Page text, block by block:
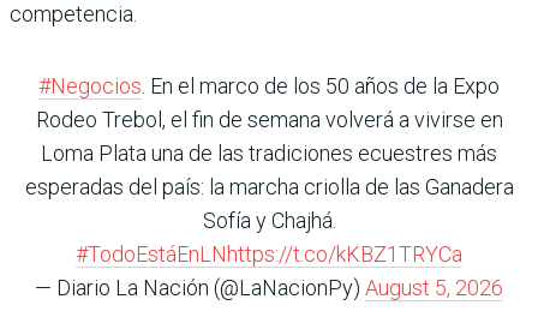
competencia.
#Negocios. En el marco de los 50 años de la Expo
Rodeo Trebol, el fin de semana volverá a vivirse en
Loma Plata una de las tradiciones ecuestres más
esperadas del país: la marcha criolla de las Ganadera
Sofía y Chajhá.
#TodoEstáEnLNhttps://t.co/kKBZ1TRYCa
— Diario La Nación (@LaNacionPy) August 5, 2026